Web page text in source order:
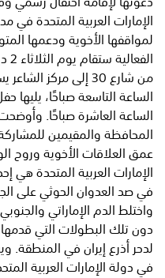
الإمارات العربية المتحدة
لمواقفها الأخوية ودعمها
من شارع 30 إلى مركز
الساعة التاسعة صباحًا، يليها
الساعة العاشرة صباحًا.
المحافظة والمقيمين
عمق العلاقات الأخوية وروح
الإمارات العربية المتحدة
في صد العدوان الحوثي على
واختلط الدم الإماراتي
دون تلك البطولات التي قدمها
لدحر أذرع إيران في المنطقة.
في دولة الإمارات العربية